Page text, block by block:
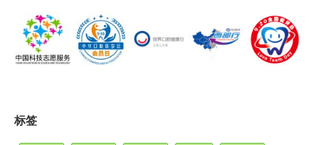
标签